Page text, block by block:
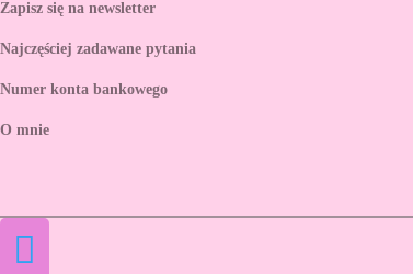
Zapisz się na newsletter
Najczęściej zadawane pytania
Numer konta bankowego
O mnie
